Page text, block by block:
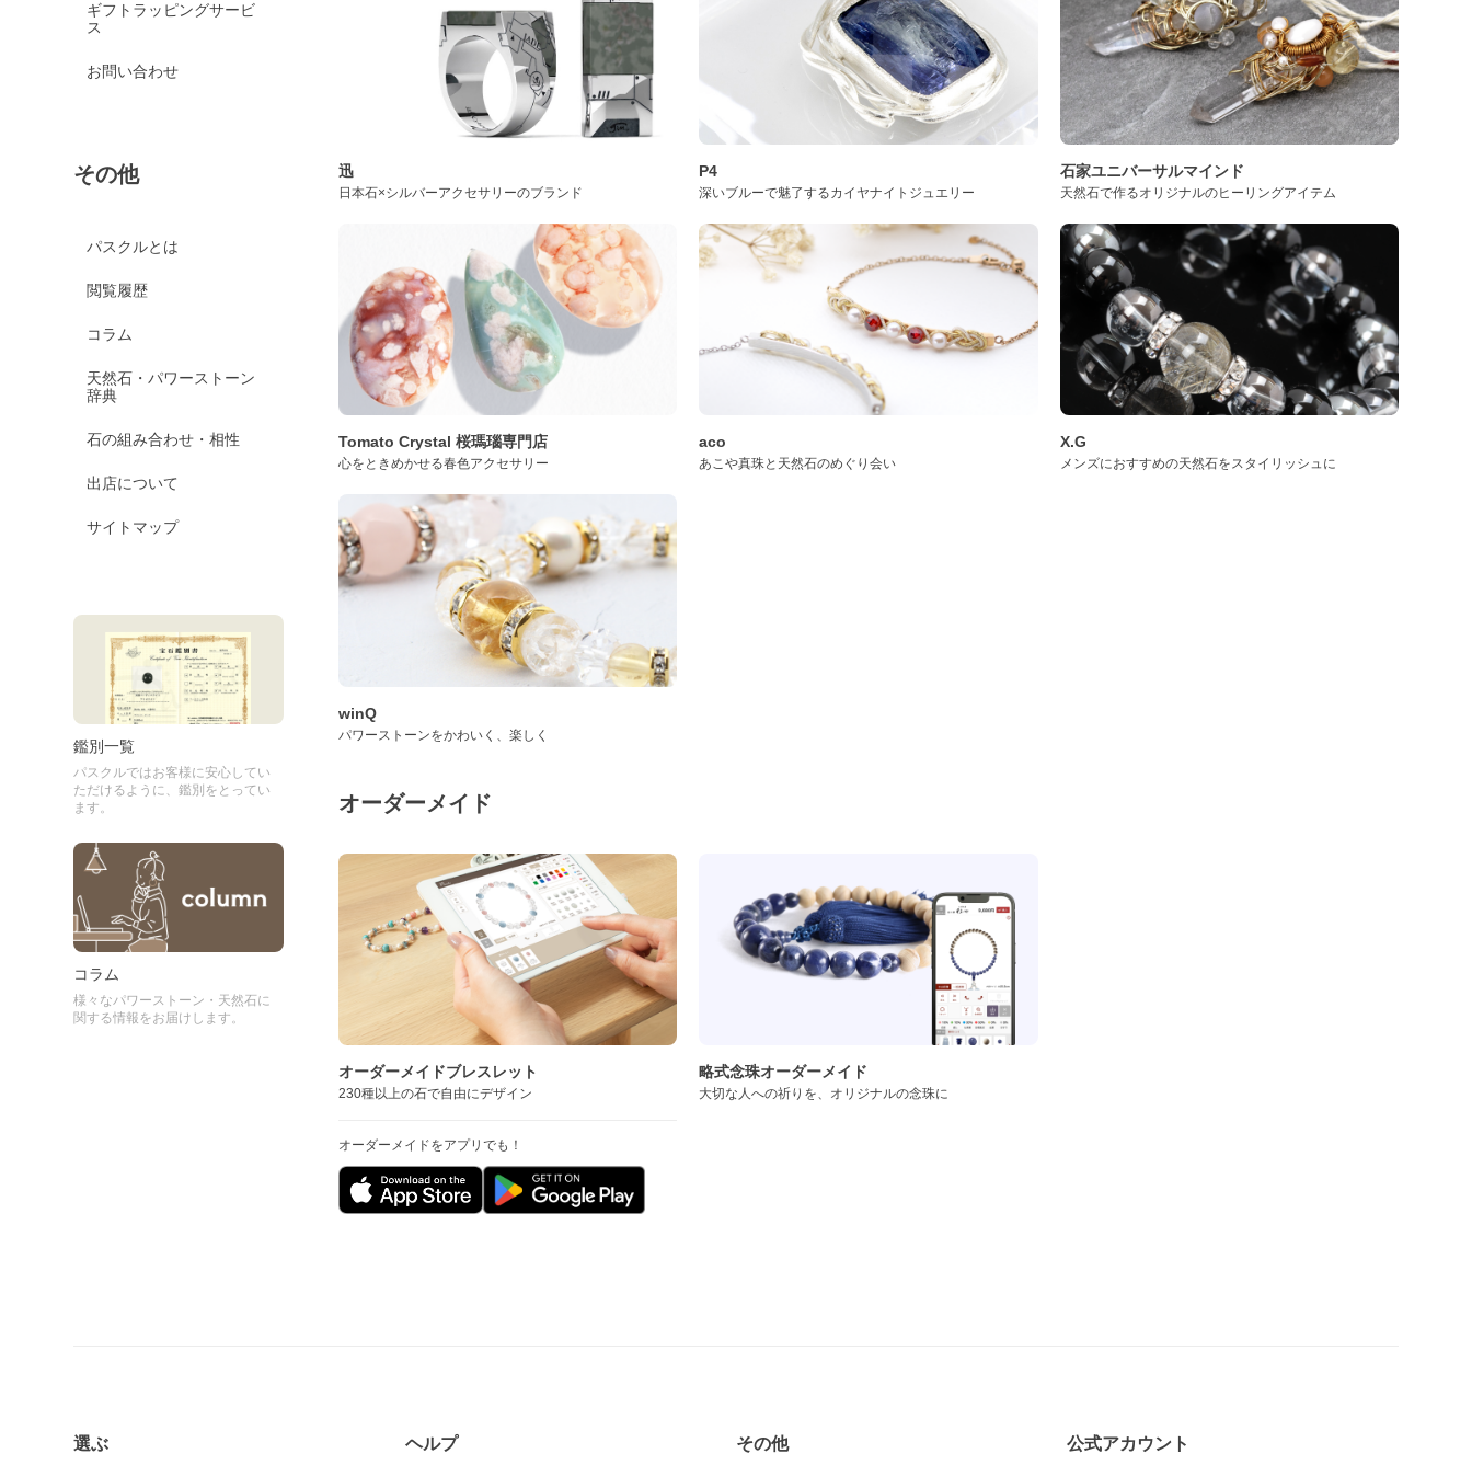
ギフトラッピングサービ
ス
お問い合わせ
その他
パスクルとは
閲覧履歴
コラム
天然石・パワーストーン
辞典
石の組み合わせ・相性
出店について
サイトマップ
鑑別一覧
パスクルではお客様に安心してい
ただけるように、鑑別をとってい
ます。
コラム
様々なパワーストーン・天然石に
関する情報をお届けします。
迅
日本石×シルバーアクセサリーのブランド
P4
深いブルーで魅了するカイヤナイトジュエリー
石家ユニバーサルマインド
天然石で作るオリジナルのヒーリングアイテム
Tomato Crystal 桜瑪瑙専門店
心をときめかせる春色アクセサリー
aco
あこや真珠と天然石のめぐり会い
X.G
メンズにおすすめの天然石をスタイリッシュに
winQ
パワーストーンをかわいく、楽しく
オーダーメイド
オーダーメイドブレスレット
230種以上の石で自由にデザイン
オーダーメイドをアプリでも！
略式念珠オーダーメイド
大切な人への祈りを、オリジナルの念珠に
選ぶ ヘルプ その他 公式アカウント